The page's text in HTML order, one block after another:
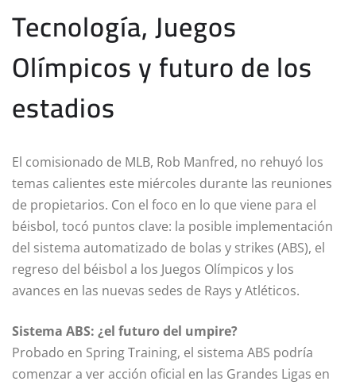
Tecnología, Juegos
Olímpicos y futuro de los
estadios
El comisionado de MLB, Rob Manfred, no rehuyó los
temas calientes este miércoles durante las reuniones
de propietarios. Con el foco en lo que viene para el
béisbol, tocó puntos clave: la posible implementación
del sistema automatizado de bolas y strikes (ABS), el
regreso del béisbol a los Juegos Olímpicos y los
avances en las nuevas sedes de Rays y Atléticos.
Sistema ABS: ¿el futuro del umpire?
Probado en Spring Training, el sistema ABS podría
comenzar a ver acción oficial en las Grandes Ligas en